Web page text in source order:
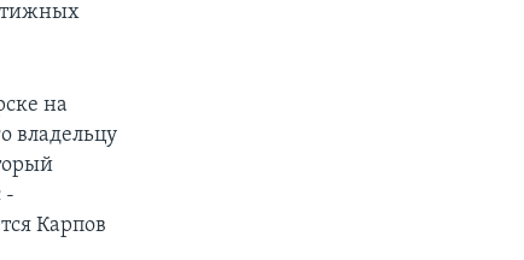
на
владельцу
-
Карпов